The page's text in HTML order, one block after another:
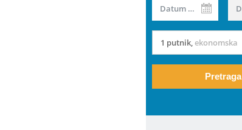
Datum od
1 putnik,ekonomska
Pretraga